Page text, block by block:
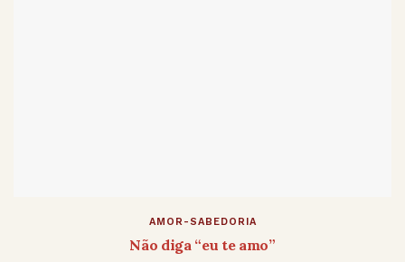
AMOR-SABEDORIA
Não diga “eu te amo”